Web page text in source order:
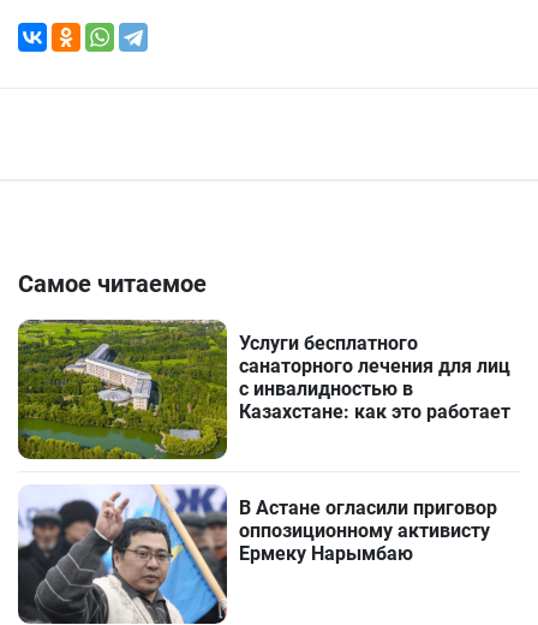
Самое читаемое
Услуги бесплатного
санаторного лечения для лиц
с инвалидностью в
Казахстане: как это работает
В Астане огласили приговор
оппозиционному активисту
Ермеку Нарымбаю